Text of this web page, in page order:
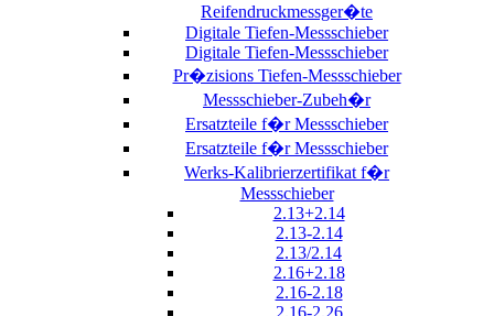
Reifendruckmessger�te
Digitale Tiefen-Messschieber
Digitale Tiefen-Messschieber
Pr�zisions Tiefen-Messschieber
Messschieber-Zubeh�r
Ersatzteile f�r Messschieber
Ersatzteile f�r Messschieber
Werks-Kalibrierzertifikat f�r
Messschieber
2.13+2.14
2.13-2.14
2.13/2.14
2.16+2.18
2.16-2.18
2.16-2.26